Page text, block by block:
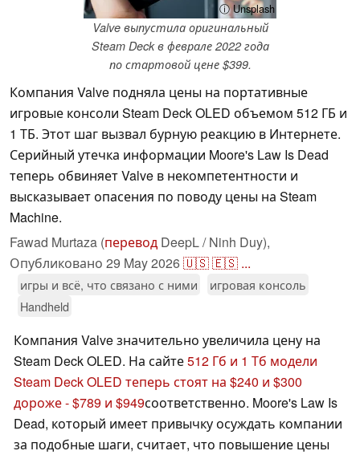
ⓘ Unsplash
Valve выпустила оригинальный
Steam Deck в феврале 2022 года
по стартовой цене $399.
Компания Valve подняла цены на портативные
игровые консоли Steam Deck OLED объемом 512 ГБ и
1 ТБ. Этот шаг вызвал бурную реакцию в Интернете.
Серийный утечка информации Moore's Law Is Dead
теперь обвиняет Valve в некомпетентности и
высказывает опасения по поводу цены на Steam
Machine.
Fawad Murtaza (перевод DeepL / Ninh Duy),
Опубликовано 29 May 2026🇺🇸🇪🇸 ...
игры и всё, что связано с ними
игровая консоль
Handheld
Компания Valve значительно увеличила цену на
Steam Deck OLED. На сайте512 Гб и 1 Тб модели
Steam Deck OLED теперь стоят на $240 и $300
дороже - $789 и $949соответственно. Moore's Law Is
Dead, который имеет привычку осуждать компании
за подобные шаги, считает, что повышение цены